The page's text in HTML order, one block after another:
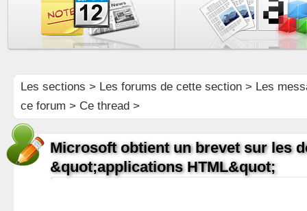
Les sections > Les forums de cette section> Les
ce forum > Ce thread >
Microsoft obtient un brevet sur les
&quot;applications HTML&quot;